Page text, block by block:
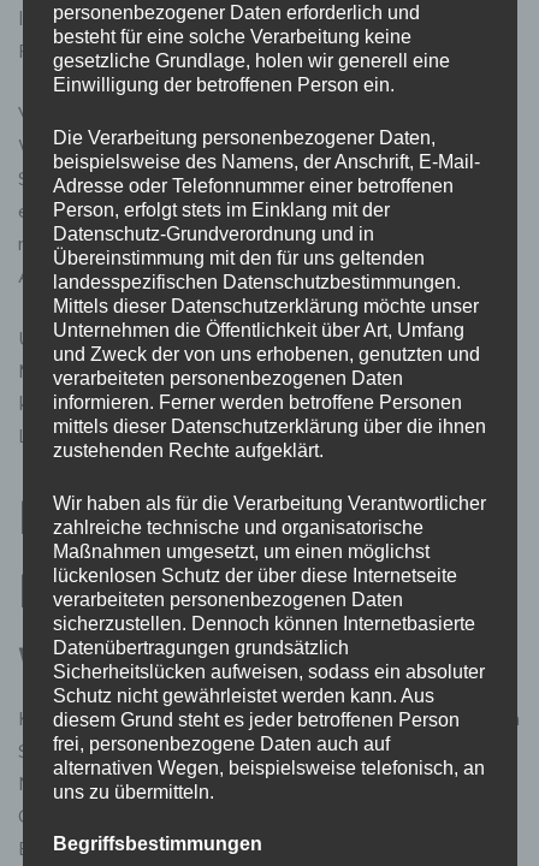
laufenden Kosten decken. In Top-Lagen sind sogar
Renditen von 5-7% drin.
Vergessen Sie aber nicht die Nebenkosten! Strom,
Wasser, Internet – das läppert sich. Dazu kommen
Steuern und eventuell Verwaltungskosten, wenn Sie
einen Property Manager engagieren. Rechnen Sie mit
rund 1-2% des Immobilienwertes pro Jahr für laufende
Ausgaben.
Unterm Strich bleibt Montenegro aber ein attraktiver
Markt mit jeder Menge Potenzial. Wer clever investiert,
kann hier richtig absahnen – finanziell und was die
Lebensqualität angeht!
Fazit: Warum
Montenegro die richtige
Wahl ist
Klar gibt’s auch anderswo schöne Ecken. Aber wo finden
Sie schon diese einzigartige Mischung aus unberührter
Natur, kulinarischen Genüssen und faszinierender
Geschichte? Dazu die entspannte Lebensart der
Einheimischen – da fühlt man sich doch gleich wie
personenbezogener Daten erforderlich und
besteht für eine solche Verarbeitung keine
gesetzliche Grundlage, holen wir generell eine
Einwilligung der betroffenen Person ein.
Die Verarbeitung personenbezogener Daten,
beispielsweise des Namens, der Anschrift, E-Mail-
Adresse oder Telefonnummer einer betroffenen
Person, erfolgt stets im Einklang mit der
Datenschutz-Grundverordnung und in
Übereinstimmung mit den für uns geltenden
landesspezifischen Datenschutzbestimmungen.
Mittels dieser Datenschutzerklärung möchte unser
Unternehmen die Öffentlichkeit über Art, Umfang
und Zweck der von uns erhobenen, genutzten und
verarbeiteten personenbezogenen Daten
informieren. Ferner werden betroffene Personen
mittels dieser Datenschutzerklärung über die ihnen
zustehenden Rechte aufgeklärt.
Wir haben als für die Verarbeitung Verantwortlicher
zahlreiche technische und organisatorische
Maßnahmen umgesetzt, um einen möglichst
lückenlosen Schutz der über diese Internetseite
verarbeiteten personenbezogenen Daten
sicherzustellen. Dennoch können Internetbasierte
Datenübertragungen grundsätzlich
Sicherheitslücken aufweisen, sodass ein absoluter
Schutz nicht gewährleistet werden kann. Aus
diesem Grund steht es jeder betroffenen Person
frei, personenbezogene Daten auch auf
alternativen Wegen, beispielsweise telefonisch, an
uns zu übermitteln.
Begriffsbestimmungen